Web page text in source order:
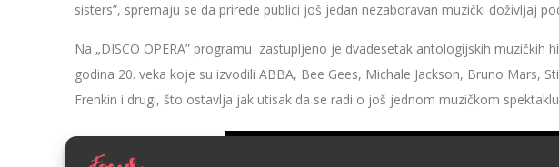
sisters”, spremaju se da prirede publici još jedan nezaboravan muzički doživljaj
Na „DISCO OPERA” programu zastupljeno je dvadesetak antologijskih muzičkih
godina 20. veka koje su izvodili ABBA, Bee Gees, Michale Jackson, Bruno Mars,
Frenkin i drugi, što ostavlja jak utisak da se radi o još jednom muzičkom